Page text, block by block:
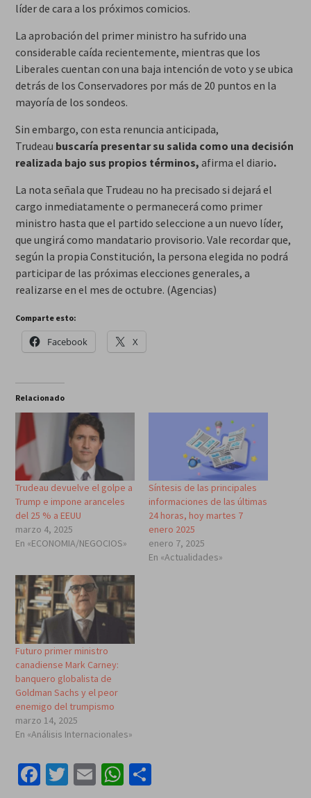
líder de cara a los próximos comicios.
La aprobación del primer ministro ha sufrido una
considerable caída recientemente, mientras que los
Liberales cuentan con una baja intención de voto y se ubica
detrás de los Conservadores por más de 20 puntos en la
mayoría de los sondeos.
Sin embargo, con esta renuncia anticipada,
Trudeau buscaría presentar su salida como una decisión
realizada bajo sus propios términos, afirma el diario.
La nota señala que Trudeau no ha precisado si dejará el
cargo inmediatamente o permanecerá como primer
ministro hasta que el partido seleccione a un nuevo líder,
que ungirá como mandatario provisorio. Vale recordar que,
según la propia Constitución, la persona elegida no podrá
participar de las próximas elecciones generales, a
realizarse en el mes de octubre. (Agencias)
Comparte esto:
Facebook X
Relacionado
Trudeau devuelve el golpe a
Trump e impone aranceles
del 25 % a EEUU
marzo 4, 2025
En «ECONOMIA/NEGOCIOS»
Síntesis de las principales
informaciones de las últimas
24 horas, hoy martes 7
enero 2025
enero 7, 2025
En «Actualidades»
Futuro primer ministro
canadiense Mark Carney:
banquero globalista de
Goldman Sachs y el peor
enemigo del trumpismo
marzo 14, 2025
En «Análisis Internacionales»
Facebook
Twitter
EmailWhatsApp
Compartir